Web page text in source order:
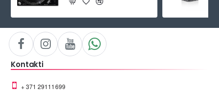
Kontakti
+ 371 29111699